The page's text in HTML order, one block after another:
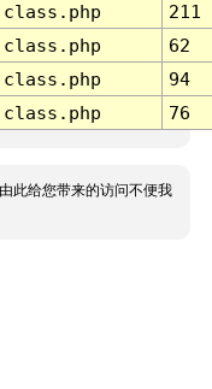
211
62
94
76
此给您带来的访问不便我